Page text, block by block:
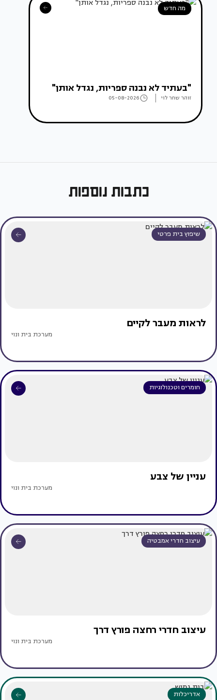
מה חדש
"בעתיד לא נבנה ספריות, נגדל אותן"
זוהר שחר לוי 05-08-2026
כתבות נוספות
שיפוץ בית פרטי
לראות מעבר לקיים
מערכת בית ונוי
חומרים וטכנולוגיות
עניין של צבע
מערכת בית ונוי
עיצוב חדרי אמבטיה
עיצוב חדרי רחצה פורץ דרך
מערכת בית ונוי
אדריכלות